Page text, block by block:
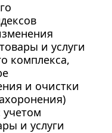
и услуги
комплекса,
и очистки
и услуги